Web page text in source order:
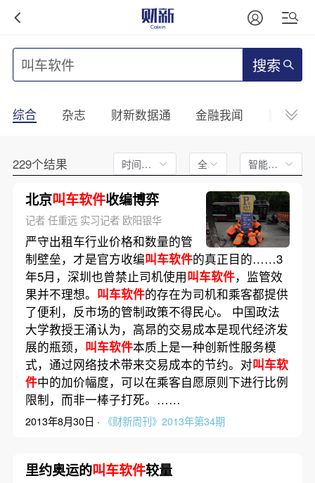
搜索
综合 杂志 财新数据通 金融我闻 财新
229个结果 时间不限 全文 智能排序
北京叫车软件收编博弈
记者 任重远 实习记者 欧阳银华
严守出租车行业价格和数量的管
制壁垒，才是官方收编叫车软件的真正目的……3
年5月，深圳也曾禁止司机使用叫车软件，监管效
果并不理想。 叫车软件的存在为司机和乘客都提供
了便利，反市场的管制政策不得民心。 中国政法
大学教授王涌认为，高昂的交易成本是现代经济发
展的瓶颈， 叫车软件本质上是一种创新性服务模
式，通过网络技术带来交易成本的节约。对叫车软
件中的加价幅度，可以在乘客自愿原则下进行比例
限制，而非一棒子打死。……
2013年8月30日 · 《财新周刊》2013年第34期
里约奥运的叫车软件较量